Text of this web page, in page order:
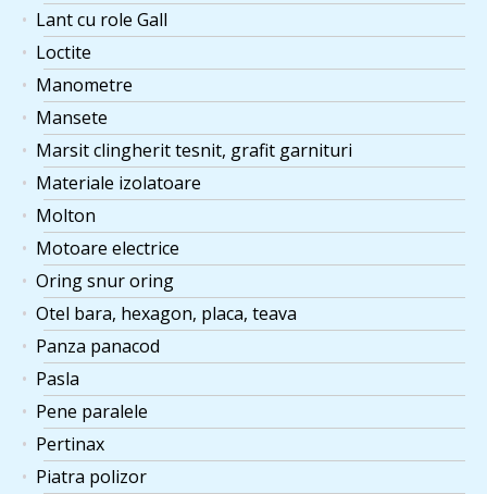
Lant cu role Gall
Loctite
Manometre
Mansete
Marsit clingherit tesnit, grafit garnituri
Materiale izolatoare
Molton
Motoare electrice
Oring snur oring
Otel bara, hexagon, placa, teava
Panza panacod
Pasla
Pene paralele
Pertinax
Piatra polizor